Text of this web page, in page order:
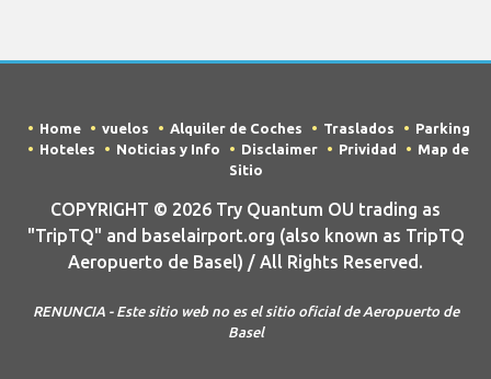
Home vuelos Alquiler de Coches Traslados
Parking
Hoteles
Noticias y Info Disclaimer Prividad
Map de
Sitio
COPYRIGHT © 2026 Try Quantum OU trading as
"TripTQ" and baselairport.org (also known as TripTQ
Aeropuerto de Basel) / All Rights Reserved.
RENUNCIA - Este sitio web no es el sitio oficial de Aeropuerto de
Basel